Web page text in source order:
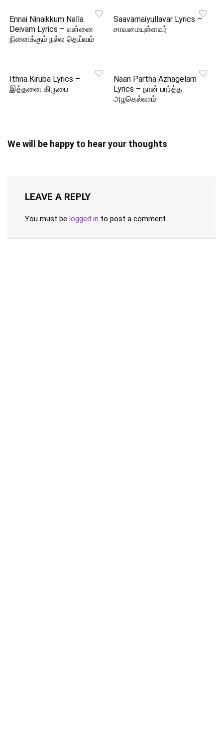
Ennai Ninaikkum Nalla
Deivam Lyrics – என்னை
நினைக்கும் நல்ல தெய்வம்
Saavamaiyullavar Lyrics –
சாவமையுள்ளவர்
Ithna Kiruba Lyrics –
இத்தனை கிருபை
Naan Partha Azhagelam
Lyrics – நான் பார்த்த
அழகெல்லாம்
We will be happy to hear your thoughts
LEAVE A REPLY
You must be logged in to post a comment.